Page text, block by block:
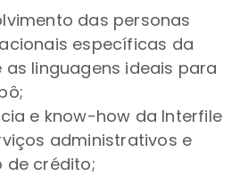
das personas
específicas da
as linguagens ideais para
e know-how da Interfile
administrativos e
de crédito;